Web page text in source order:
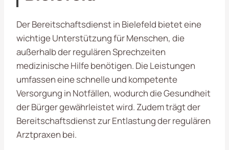
Der Bereitschaftsdienst in Bielefeld bietet eine
wichtige Unterstützung für Menschen, die
außerhalb der regulären Sprechzeiten
medizinische Hilfe benötigen. Die Leistungen
umfassen eine schnelle und kompetente
Versorgung in Notfällen, wodurch die Gesundheit
der Bürger gewährleistet wird. Zudem trägt der
Bereitschaftsdienst zur Entlastung der regulären
Arztpraxen bei.